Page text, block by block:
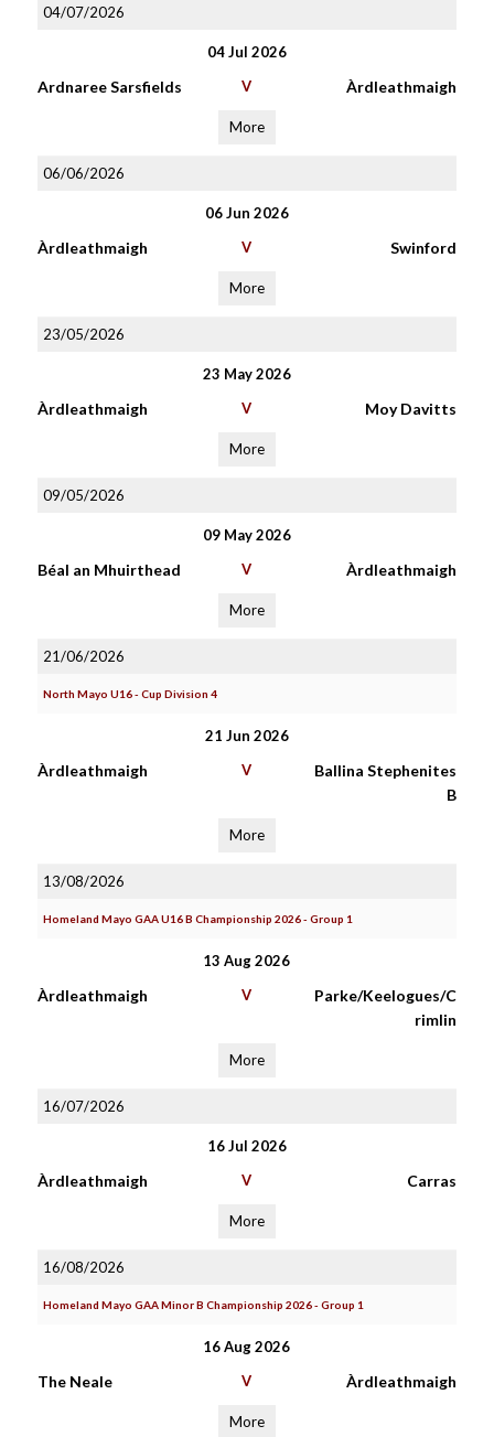
04/07/2026
04 Jul 2026
Ardnaree Sarsfields V Àrdleathmaigh
More
06/06/2026
06 Jun 2026
Àrdleathmaigh V Swinford
More
23/05/2026
23 May 2026
Àrdleathmaigh V Moy Davitts
More
09/05/2026
09 May 2026
Béal an Mhuirthead V Àrdleathmaigh
More
21/06/2026
North Mayo U16 - Cup Division 4
21 Jun 2026
Àrdleathmaigh V
Ballina Stephenites
B
More
13/08/2026
Homeland Mayo GAA U16 B Championship 2026 - Group 1
13 Aug 2026
Àrdleathmaigh V
Parke/Keelogues/C
rimlin
More
16/07/2026
16 Jul 2026
Àrdleathmaigh V Carras
More
16/08/2026
Homeland Mayo GAA Minor B Championship 2026 - Group 1
16 Aug 2026
The Neale V Àrdleathmaigh
More